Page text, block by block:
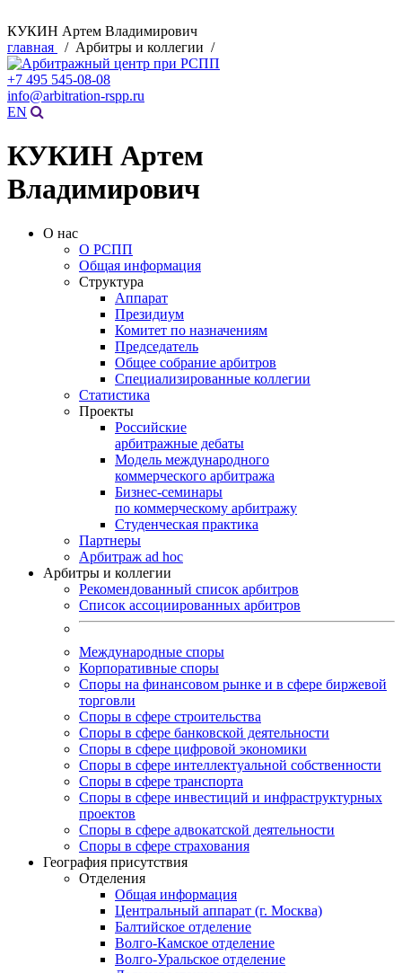
КУКИН Артем Владимирович
главная
/ Арбитры и коллегии /
+7 495 545-08-08
info@arbitration-rspp.ru
EN
КУКИН Артем
Владимирович
О нас
О РСПП
Общая информация
Структура
Аппарат
Президиум
Комитет по назначениям
Председатель
Общее собрание арбитров
Специализированные коллегии
Статистика
Проекты
Российские
арбитражные дебаты
Модель международного
коммерческого арбитража
Бизнес-семинары
по коммерческому арбитражу
Студенческая практика
Партнеры
Арбитраж ad hoc
Арбитры и коллегии
Рекомендованный список арбитров
Список ассоциированных арбитров
Международные споры
Корпоративные споры
Споры на финансовом рынке и в сфере биржевой
торговли
Споры в сфере строительства
Споры в сфере банковской деятельности
Споры в сфере цифровой экономики
Споры в сфере интеллектуальной собственности
Споры в сфере транспорта
Cпоры в сфере инвестиций и инфраструктурных
проектов
Споры в сфере адвокатской деятельности
Споры в сфере страхования
География присутствия
Отделения
Общая информация
Центральный аппарат (г. Москва)
Балтийское отделение
Волго-Камское отделение
Волго-Уральское отделение